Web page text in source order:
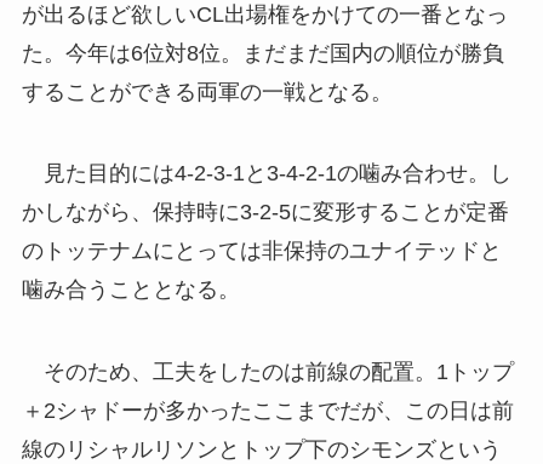
が出るほど欲しいCL出場権をかけての一番となっ
た。今年は6位対8位。まだまだ国内の順位が勝負
することができる両軍の一戦となる。
見た目的には4-2-3-1と3-4-2-1の噛み合わせ。し
かしながら、保持時に3-2-5に変形することが定番
のトッテナムにとっては非保持のユナイテッドと
噛み合うこととなる。
そのため、工夫をしたのは前線の配置。1トップ
＋2シャドーが多かったここまでだが、この日は前
線のリシャルリソンとトップ下のシモンズという